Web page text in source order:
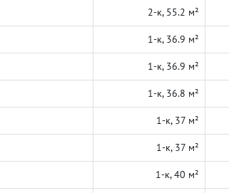
2-к, 55.2 м²
1-к, 36.9 м²
1-к, 36.9 м²
1-к, 36.8 м²
1-к, 37 м²
1-к, 37 м²
1-к, 40 м²